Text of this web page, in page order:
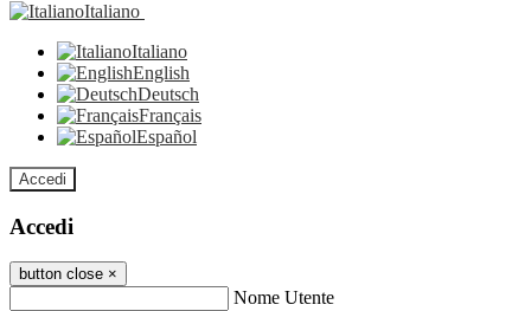
Italiano
Italiano
English
Deutsch
Français
Español
Accedi
Accedi
button close ×
Nome Utente